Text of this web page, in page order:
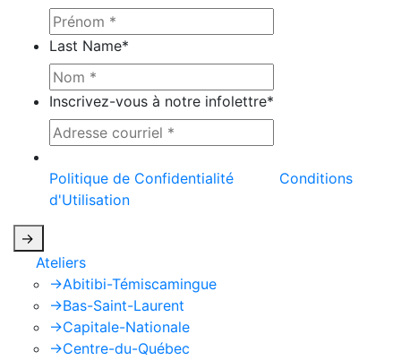
Last Name*
Inscrivez-vous à notre infolettre*
Politique de Confidentialité
Conditions
d'Utilisation
->
Ateliers
->Abitibi-Témiscamingue
->Bas-Saint-Laurent
->Capitale-Nationale
->Centre-du-Québec